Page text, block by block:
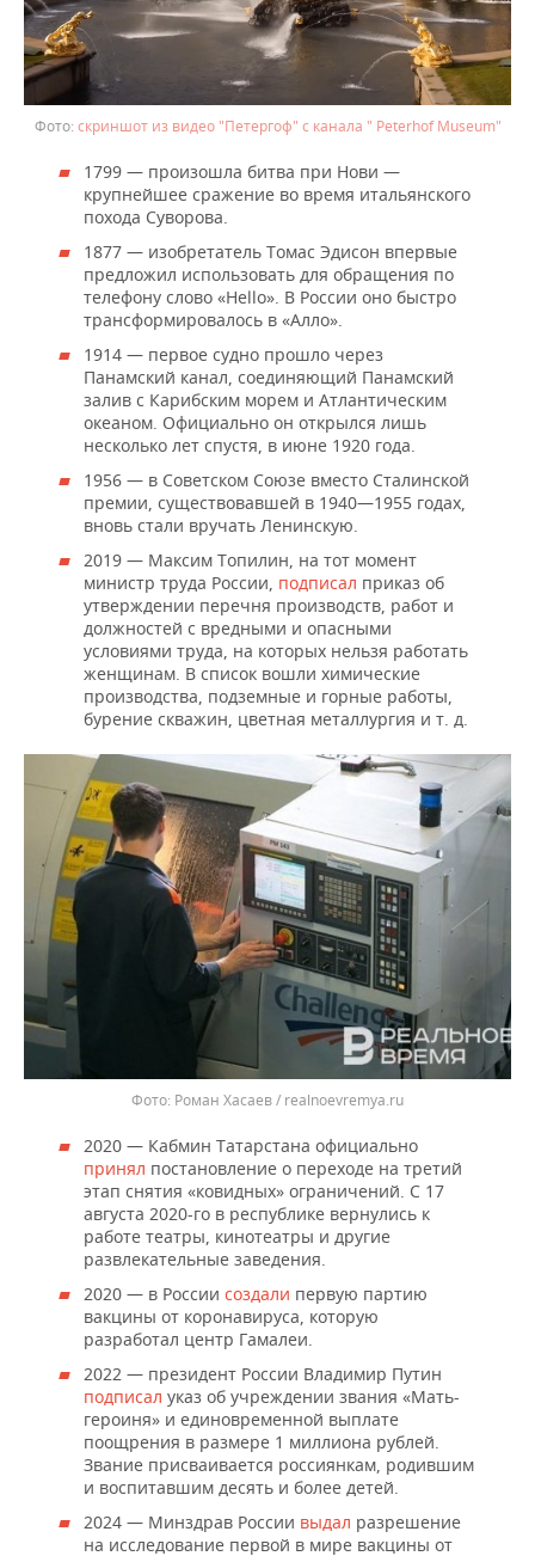
скриншот из видео "Петергоф" с канала " Peterhof Museum"
1799 — произошла битва при Нови —
крупнейшее сражение во время итальянского
похода Суворова.
1877 — изобретатель Томас Эдисон впервые
предложил использовать для обращения по
телефону слово «Нello». В России оно быстро
трансформировалось в «Алло».
1914 — первое судно прошло через
Панамский канал, соединяющий Панамский
залив с Карибским морем и Атлантическим
океаном. Официально он открылся лишь
несколько лет спустя, в июне 1920 года.
1956 — в Советском Союзе вместо Сталинской
премии, существовавшей в 1940—1955 годах,
вновь стали вручать Ленинскую.
2019 — Максим Топилин, на тот момент
министр труда России, подписал приказ об
утверждении перечня производств, работ и
должностей с вредными и опасными
условиями труда, на которых нельзя работать
женщинам. В список вошли химические
производства, подземные и горные работы,
бурение скважин, цветная металлургия и т. д.
Роман Хасаев / realnoevremya.ru
2020 — Кабмин Татарстана официально
принял постановление о переходе на третий
этап снятия «ковидных» ограничений. С 17
августа 2020-го в республике вернулись к
работе театры, кинотеатры и другие
развлекательные заведения.
2020 — в России создали первую партию
вакцины от коронавируса, которую
разработал центр Гамалеи.
2022 — президент России Владимир Путин
подписал указ об учреждении звания «Мать-
героиня» и единовременной выплате
поощрения в размере 1 миллиона рублей.
Звание присваивается россиянкам, родившим
и воспитавшим десять и более детей.
2024 — Минздрав России выдал разрешение
на исследование первой в мире вакцины от